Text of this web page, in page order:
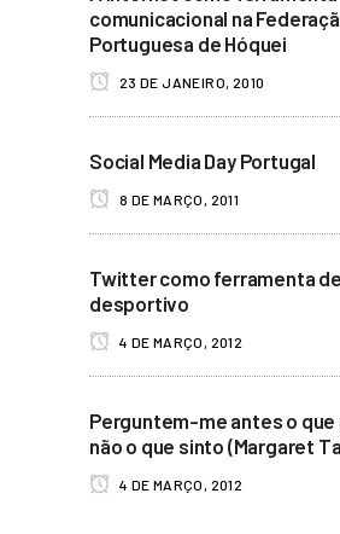
comunicacional na
Portuguesa de Hóquei
23 DE JANEIRO, 2010
Social Media Day Portugal
8 DE MARÇO, 2011
Twitter como ferramenta
desportivo
4 DE MARÇO, 2012
Perguntem-me antes o que
não o que sinto (Margaret
4 DE MARÇO, 2012